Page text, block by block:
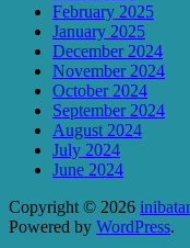
February 2025
January 2025
December 2024
November 2024
October 2024
September 2024
August 2024
July 2024
June 2024
Copyright © 2026
Powered by WordPress.